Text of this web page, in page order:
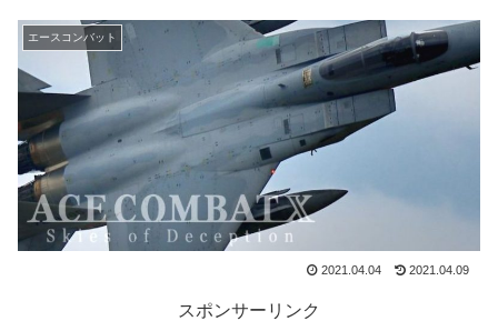
エースコンバット
2021.04.04 2021.04.09
スポンサーリンク